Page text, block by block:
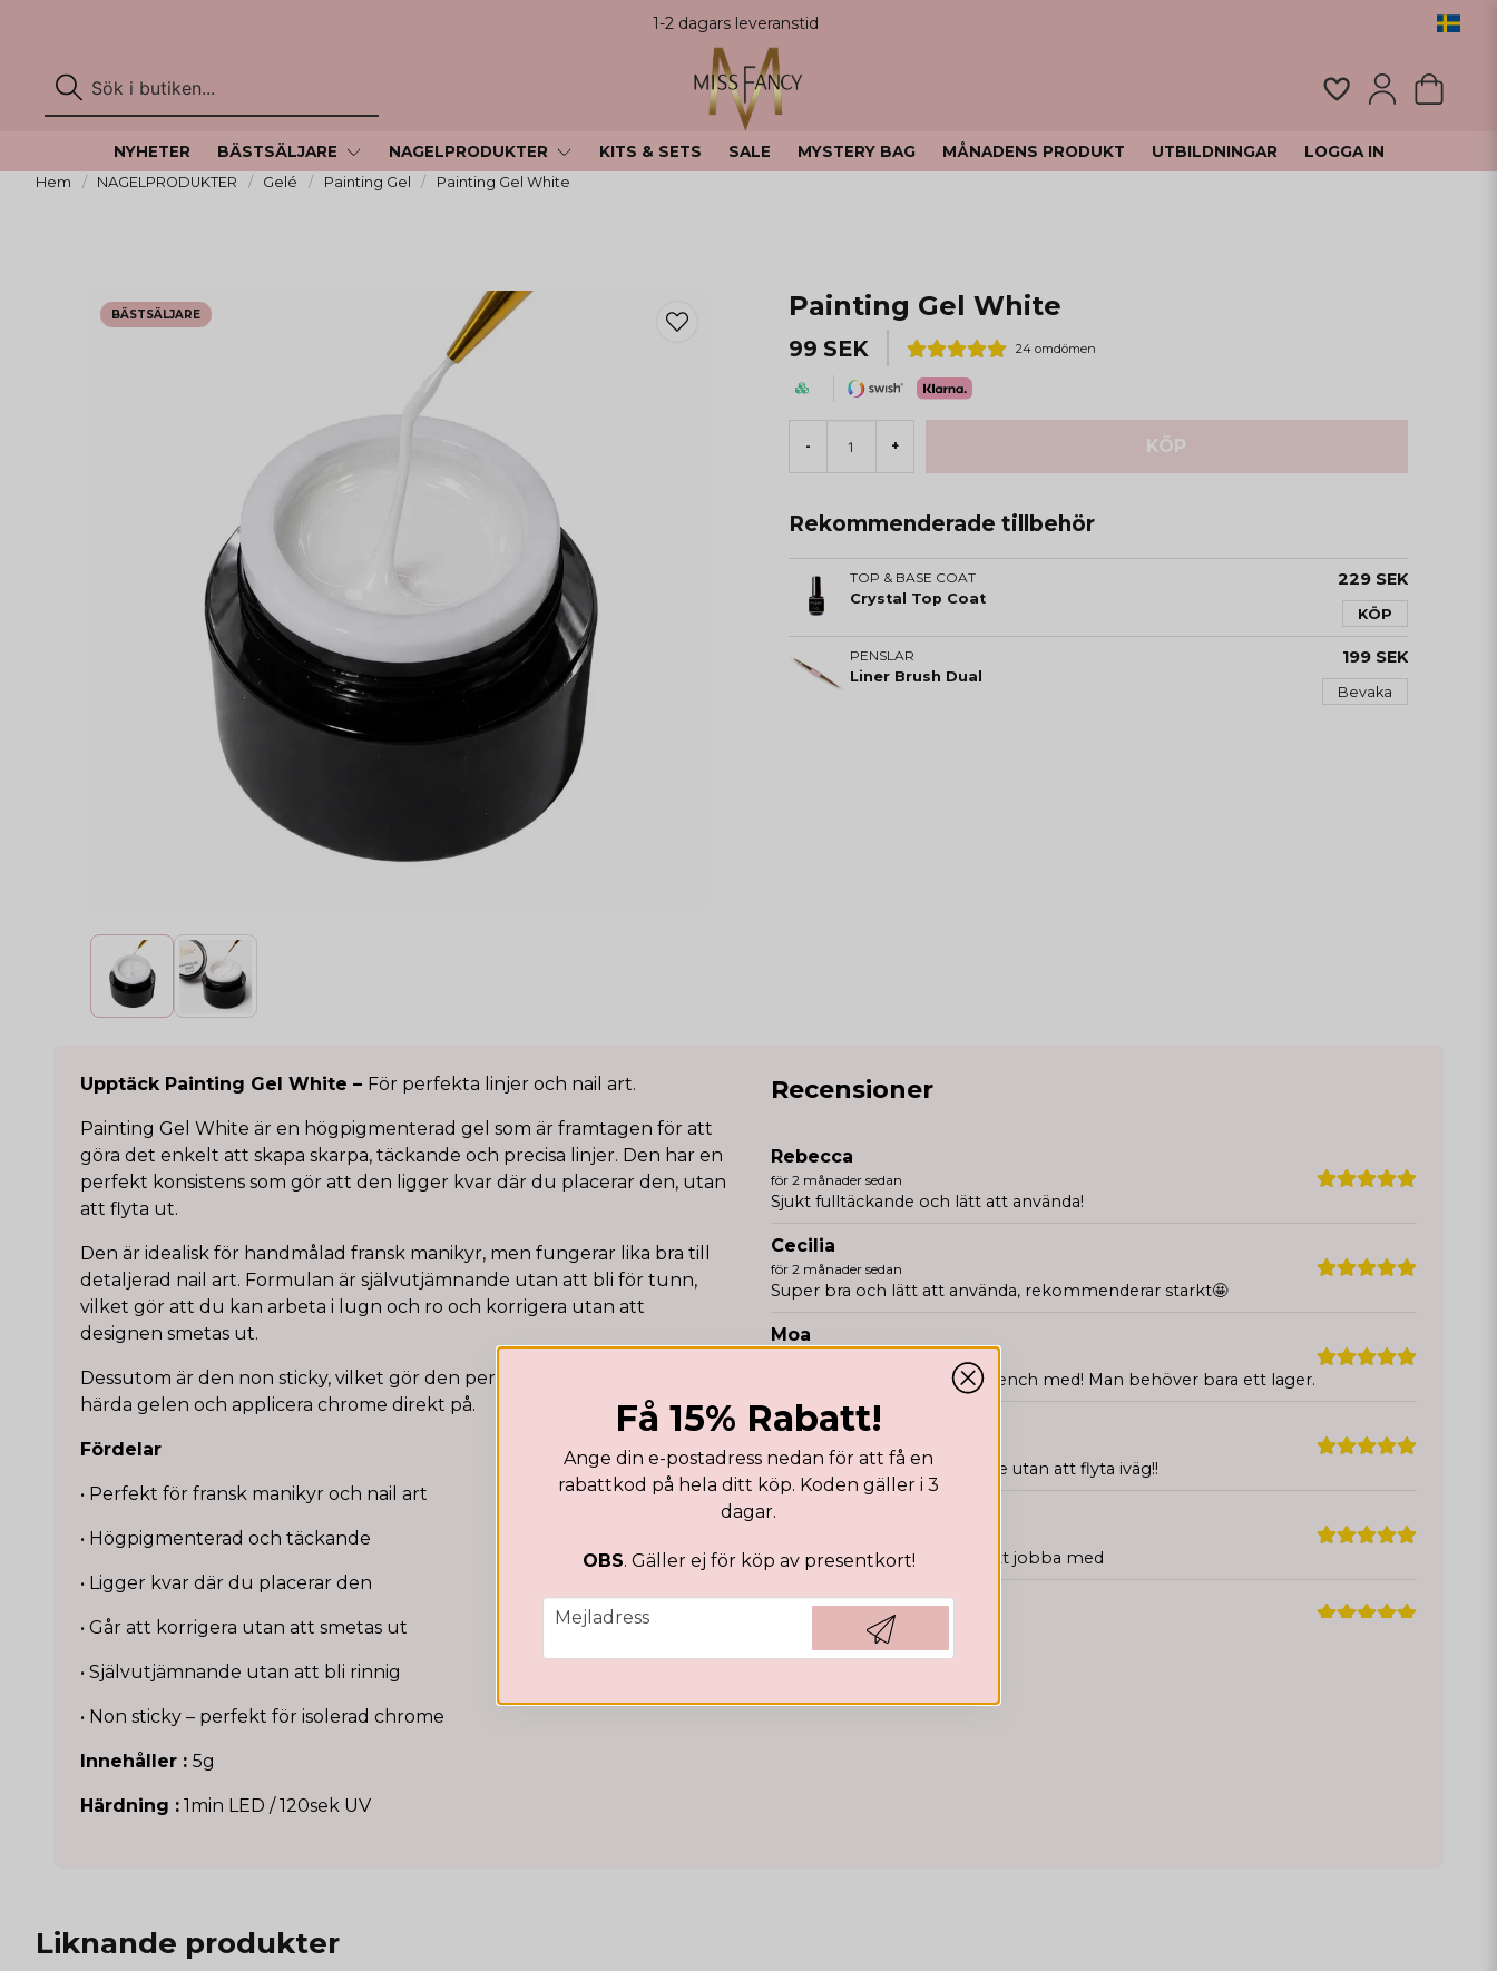
1-2 dagars leveranstid
NYHETER BÄSTSÄLJARE NAGELPRODUKTER KITS & SETS SALE MYSTERY BAG MÅNADENS PRODUKT UTBILDNINGAR LOGGA IN
Hem NAGELPRODUKTER Gelé Painting Gel Painting Gel White
BÄSTSÄLJARE Painting Gel White
99 SEK 24 omdömen
- + KÖP
Rekommenderade tillbehör
TOP & BASE COAT
Crystal Top Coat
229 SEK
KÖP
PENSLAR
Liner Brush Dual
199 SEK
Bevaka
Upptäck Painting Gel White – För perfekta linjer och nail art.
Painting Gel White är en högpigmenterad gel som är framtagen för att
göra det enkelt att skapa skarpa, täckande och precisa linjer. Den har en
perfekt konsistens som gör att den ligger kvar där du placerar den, utan
att flyta ut.
Den är idealisk för handmålad fransk manikyr, men fungerar lika bra till
detaljerad nail art. Formulan är självutjämnande utan att bli för tunn,
vilket gör att du kan arbeta i lugn och ro och korrigera utan att
designen smetas ut.
Dessutom är den non sticky, vilket gör den perfekt för isolerad chrome,
härda gelen och applicera chrome direkt på.
Fördelar
• Perfekt för fransk manikyr och nail art
• Högpigmenterad och täckande
• Ligger kvar där du placerar den
• Går att korrigera utan att smetas ut
• Självutjämnande utan att bli rinnig
• Non sticky – perfekt för isolerad chrome
Innehåller : 5g
Härdning : 1min LED / 120sek UV
Recensioner
Rebecca
för 2 månader sedan
Sjukt fulltäckande och lätt att använda!
Cecilia
för 2 månader sedan
Super bra och lätt att använda, rekommenderar starkt🤩
Moa
Bästa produkten att göra French med! Man behöver bara ett lager.
Agnes
för 5 månader sedan
Så bra täckning!! Utjämnande utan att flyta iväg!!
Felicia
Jätte bra, supervit och lätt att jobba med
Izabela
för 6 månader sedan
Liknande produkter
Få 15% Rabatt!
Ange din e-postadress nedan för att få en
rabattkod på hela ditt köp. Koden gäller i 3
dagar.
OBS. Gäller ej för köp av presentkort!
email
Mejladress
Hämta kod